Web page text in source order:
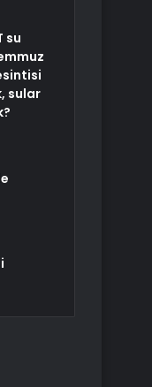
su
sular